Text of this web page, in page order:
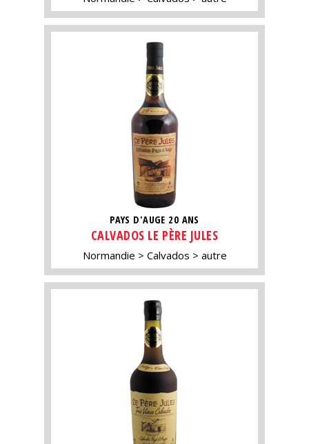
PAYS D'AUGE 20 ANS
CALVADOS LE PÈRE JULES
Normandie Calvados autre